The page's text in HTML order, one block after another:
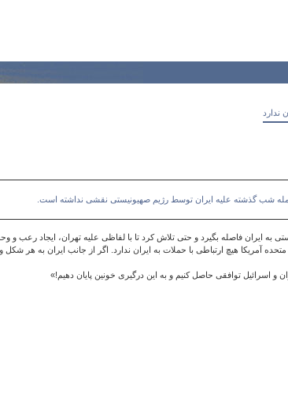
ندارد
شب گذشته علیه ایران توسط رژیم صهیونیستی نقشی نداشته است.
به ایران فاصله بگیرد و حتی تلاش کرد تا با لفاظی علیه تهران، ایجاد رعب و
آمریکا هیچ ارتباطی با حملات به ایران ندارد. اگر از جانب ایران به هر
و اسرائیل توافقی حاصل کنیم و به این درگیری خونین پایان دهیم!»